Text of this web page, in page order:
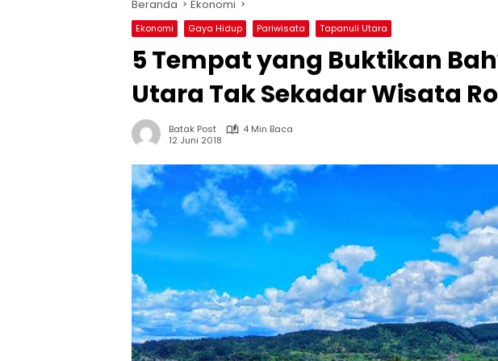
Beranda Ekonomi
Ekonomi Gaya Hidup Pariwisata Tapanuli Utara
5 Tempat yang Buktikan
Utara Tak Sekadar Wisata
Batak Post
4 Min Baca
12 Juni 2018